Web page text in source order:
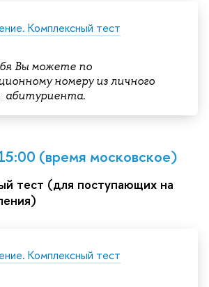
Комплексный тест
Вы можете по
номеру из личного
абитуриента.
(время московское)
тест (для поступающих на
Комплексный тест